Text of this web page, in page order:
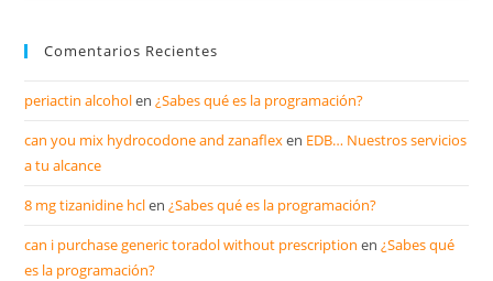
Comentarios Recientes
periactin alcoholen¿Sabes qué es la programación?
can you mix hydrocodone and zanaflexen EDB… Nuestros servicios
a tu alcance
8 mg tizanidine hclen¿Sabes qué es la programación?
can i purchase generic toradol without prescription en¿Sabes qué
es la programación?